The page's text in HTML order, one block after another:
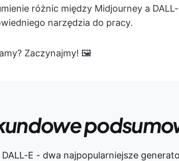
różnic między Midjourney a
narzędzia do pracy.
Zaczynajmy! 🖼️
E - dwa najpopularniejsze